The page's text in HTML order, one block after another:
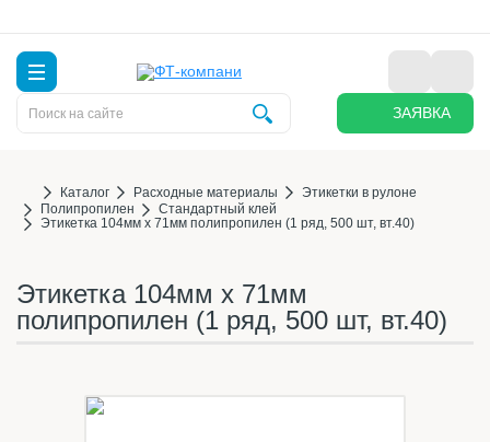
ЗАЯВКА
Каталог Расходные материалы
Этикетки в рулоне
Полипропилен
Стандартный клей
Этикетка 104мм х 71мм полипропилен (1 ряд, 500 шт, вт.40)
Этикетка 104мм х 71мм
полипропилен (1 ряд, 500 шт, вт.40)